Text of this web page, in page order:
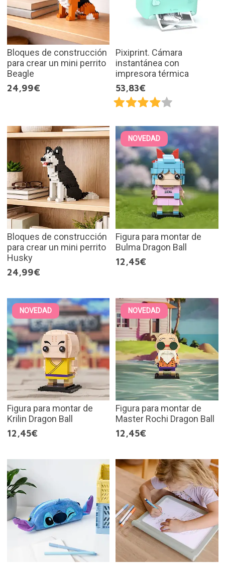
Bloques de construcción
para crear un mini perrito
Beagle
24,99€
Pixiprint. Cámara
instantánea con
impresora térmica
53,83€
Bloques de construcción
para crear un mini perrito
Husky
24,99€
NOVEDAD
Figura para montar de
Bulma Dragon Ball
12,45€
NOVEDAD
Figura para montar de
Krilin Dragon Ball
12,45€
NOVEDAD
Figura para montar de
Master Rochi Dragon Ball
12,45€